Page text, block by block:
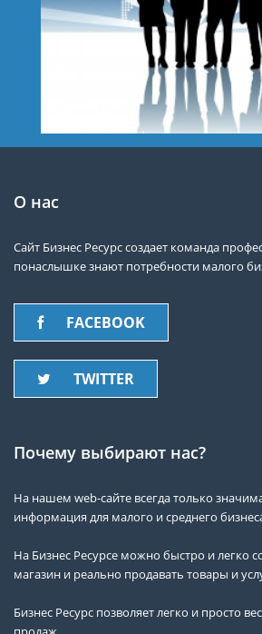
О нас
Сайт Бизнес Ресурс создает команда
понаслышке знают потребности малого
FACEBOOK
TWITTER
Почему выбирают нас?
На нашем web-сайте всегда только
информация для малого и среднего
На Бизнес Ресурсе можно быстро и легко
магазин и реально продавать товары и
Бизнес Ресурс позволяет легко и просто